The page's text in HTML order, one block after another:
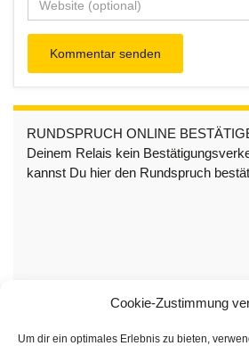
Cookie-Zustimmung
Um dir ein optimales Erlebnis zu bieten,
RUNDSPRUCH ONLINE
Deinem Relais kein
kannst Du hier den Rundspruch